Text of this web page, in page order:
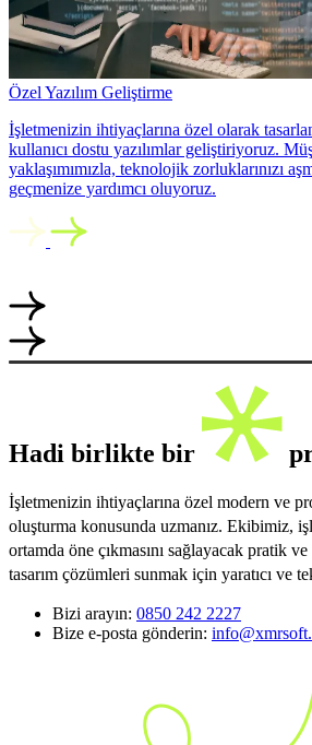
Özel Yazılım Geliştirme
İşletmenizin ihtiyaçlarına özel olarak
kullanıcı dostu yazılımlar geliştiriyoruz.
yaklaşımımızla, teknolojik zorluklarınızı
geçmenize yardımcı oluyoruz.
Hadi birlikte bir
İşletmenizin ihtiyaçlarına özel modern ve
oluşturma konusunda uzmanız. Ekibimiz,
ortamda öne çıkmasını sağlayacak pratik
tasarım çözümleri sunmak için yaratıcı ve
Bizi arayın: 0850 242 2227
Bize e-posta gönderin: